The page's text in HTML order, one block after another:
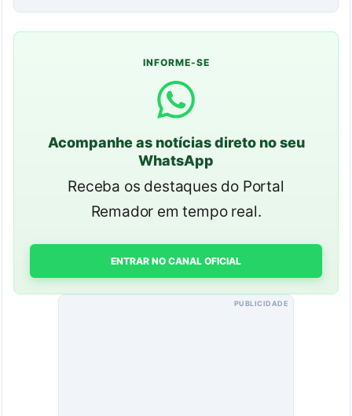
INFORME-SE
Acompanhe as notícias direto no seu
WhatsApp
Receba os destaques do Portal
Remador em tempo real.
ENTRAR NO CANAL OFICIAL
PUBLICIDADE